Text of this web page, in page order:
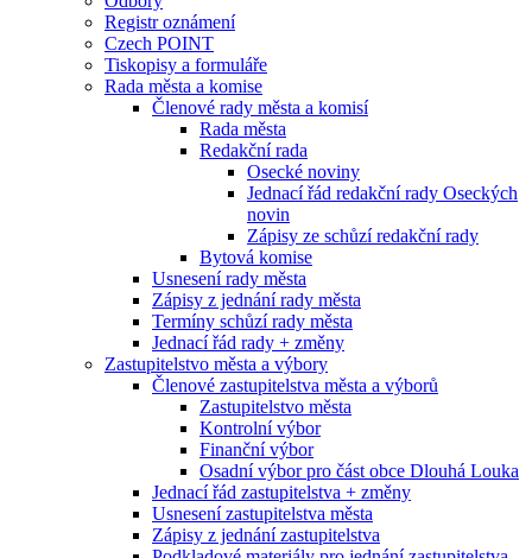
Registr oznámení
Czech POINT
Tiskopisy a formuláře
Rada města a komise
Členové rady města a komisí
Rada města
Redakční rada
Osecké noviny
Jednací řád redakční rady Oseckých
novin
Zápisy ze schůzí redakční rady
Bytová komise
Usnesení rady města
Zápisy z jednání rady města
Termíny schůzí rady města
Jednací řád rady + změny
Zastupitelstvo města a výbory
Členové zastupitelstva města a výborů
Zastupitelstvo města
Kontrolní výbor
Finanční výbor
Osadní výbor pro část obce Dlouhá Louka
Jednací řád zastupitelstva + změny
Usnesení zastupitelstva města
Zápisy z jednání zastupitelstva